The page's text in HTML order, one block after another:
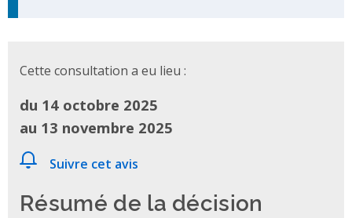
Cette consultation a eu lieu :
du 14 octobre 2025
au 13 novembre 2025
Suivre cet avis
Résumé de la décision